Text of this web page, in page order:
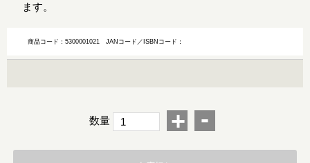
ます。
商品コード：5300001021JANコード／ISBNコード：
数量 + -